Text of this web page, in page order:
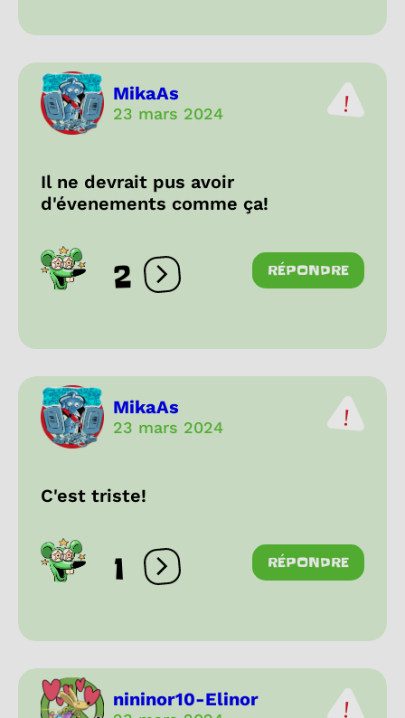
MikaAs
23 mars 2024
Il ne devrait pus avoir
d'évenements comme ça!
2 Ouvrir les réactions
RÉPONDRE
MikaAs
23 mars 2024
C'est triste!
1 Ouvrir les réactions
RÉPONDRE
nininor10-Elinor